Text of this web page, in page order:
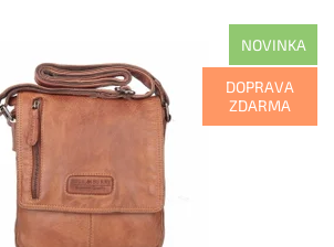
NOVINKA
DOPRAVA
ZDARMA
crossbody taška značky Bull Burry v
Burry